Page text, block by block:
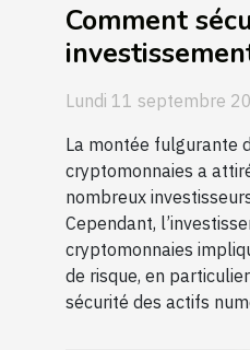
Comment
Lundi 11 septembre
La montée fulgurante
cryptomonnaies a
nombreux
Cependant,
cryptomonnaies
de risque, en
sécurité des actifs